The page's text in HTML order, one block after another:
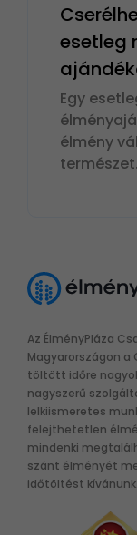
esetleg
Egy
élmény
természet
Az ÉlményPláza
Magyarországon a
töltött időre
nagyszerű
lelkiismeretes
felejthetetlen
mindenki
szánt élményét
időtöltést kívánunk.